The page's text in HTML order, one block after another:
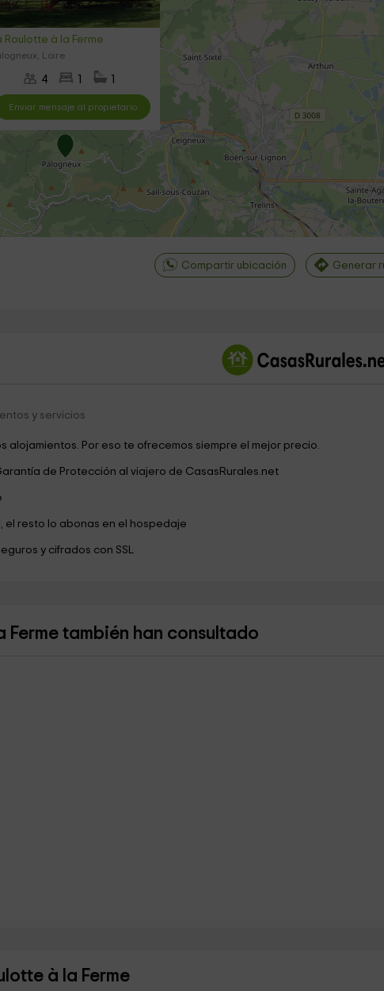
Roulotte à la Ferme
Loire
4
Enviar mensaje al propietario
Compartir ubicación Generar
y servicios
alojamientos. Por eso te ofrecemos siempre el mejor precio.
de Protección al viajero de CasasRurales.net
resto lo abonas en el hospedaje
y cifrados con SSL
Ferme también han consultado
à la Ferme